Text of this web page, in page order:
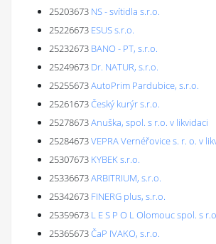
25203673 NS - svítidla s.r.o.
25226673 ESUS s.r.o.
25232673 BANO - PT, s.r.o.
25249673 Dr. NATUR, s.r.o.
25255673AutoPrim Pardubice, s.r.o.
25261673Český kurýr s.r.o.
25278673Anuška, spol. s r.o. v likvidaci
25284673VEPRA Vernéřovice s. r. o. v
25307673 KYBEK s.r.o.
25336673ARBITRIUM, s.r.o.
25342673 FINERG plus, s.r.o.
25359673 L E S P O L Olomouc spol. s
25365673ČaP IVAKO, s.r.o.